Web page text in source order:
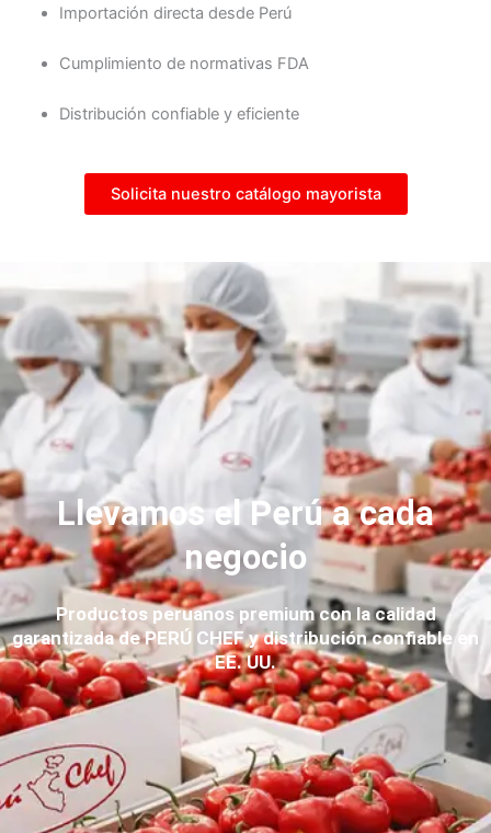
Importación directa desde Perú
Cumplimiento de normativas FDA
Distribución confiable y eficiente
Solicita nuestro catálogo mayorista
Llevamos el Perú a cada
negocio
Productos peruanos premium con la calidad
garantizada de PERÚ CHEF y distribución confiable en
EE. UU.